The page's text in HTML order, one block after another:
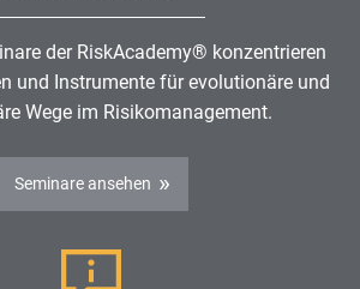
der RiskAcademy® konzentrieren
und Instrumente für evolutionäre und
Wege im Risikomanagement.
Seminare ansehen